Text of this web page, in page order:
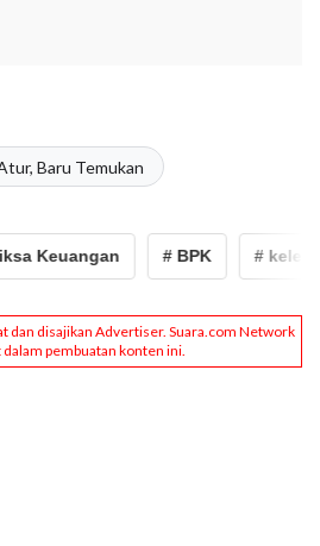
Baru Temukan
Keuangan # BPK #